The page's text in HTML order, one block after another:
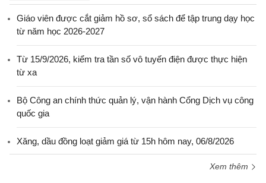
Giáo viên được cắt giảm hồ sơ, sổ sách để tập trung dạy học
từ năm học 2026-2027
Từ 15/9/2026, kiểm tra tần số vô tuyến điện được thực hiện
từ xa
Bộ Công an chính thức quản lý, vận hành Cổng Dịch vụ công
quốc gia
Xăng, dầu đồng loạt giảm giá từ 15h hôm nay, 06/8/2026
Xem thêm